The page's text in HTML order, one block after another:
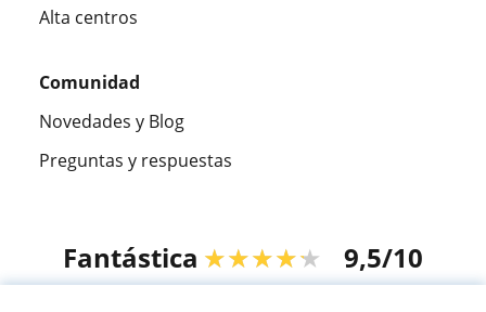
Alta centros
Comunidad
Novedades y Blog
Preguntas y respuestas
Fantástica ★★★★★ 9,5/10